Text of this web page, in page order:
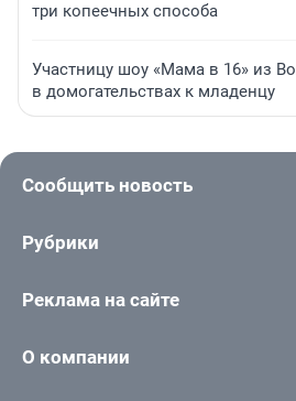
три копеечных способа
Участницу шоу «Мама в 16» из
в домогательствах к младенцу
Сообщить новость
Рубрики
Реклама на сайте
О компании